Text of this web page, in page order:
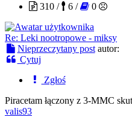
310 /
6 / 0
Re: Leki nootropowe - miksy
Nieprzeczytany post autor:
Cytuj
Zgłoś
Piracetam łączony z 3-MMC
valis93